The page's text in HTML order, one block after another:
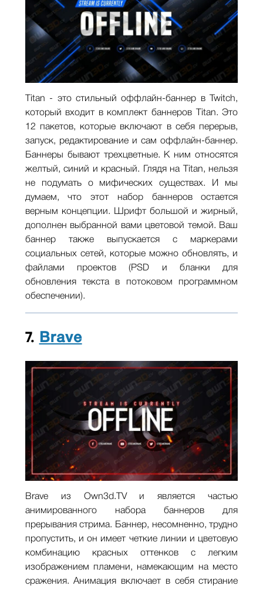
Titan - это стильный оффлайн-баннер в Twitch,
который входит в комплект баннеров Titan. Это
12 пакетов, которые включают в себя перерыв,
запуск, редактирование и сам оффлайн-баннер.
Баннеры бывают трехцветные. К ним относятся
желтый, синий и красный. Глядя на Titan, нельзя
не подумать о мифических существах. И мы
думаем, что этот набор баннеров остается
верным концепции. Шрифт большой и жирный,
дополнен выбранной вами цветовой темой. Ваш
баннер также выпускается с маркерами
социальных сетей, которые можно обновлять, и
файлами проектов (PSD и бланки для
обновления текста в потоковом программном
обеспечении).
7. Brave
Brave из Own3d.TV и является частью
анимированного набора баннеров для
прерывания стрима. Баннер, несомненно, трудно
пропустить, и он имеет четкие линии и цветовую
комбинацию красных оттенков с легким
изображением пламени, намекающим на место
сражения. Анимация включает в себя стирание